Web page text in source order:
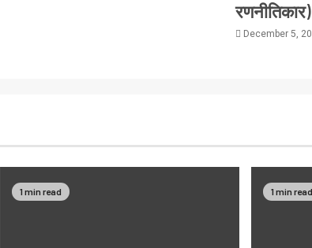
रणनीतिकार)
December 5,
1 min read 1 min read